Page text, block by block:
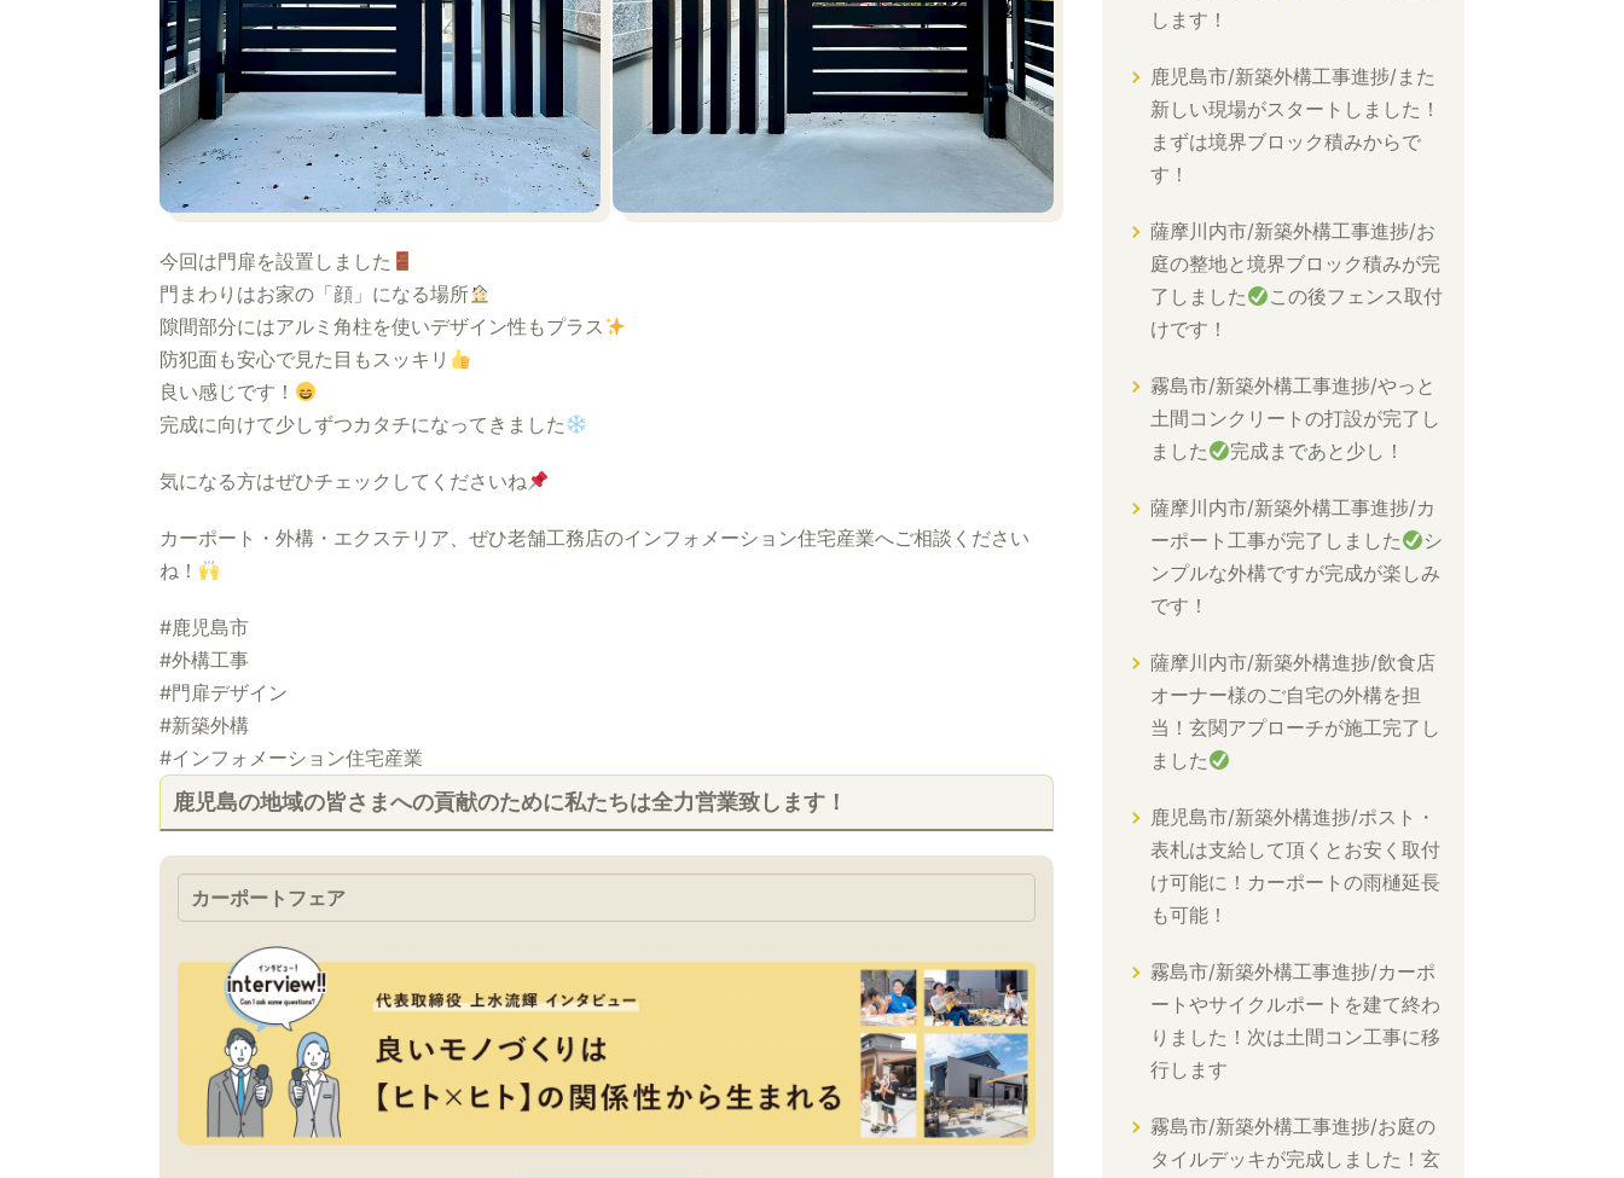
今回は門扉を設置しました
門まわりはお家の「顔」になる場所
隙間部分にはアルミ角柱を使いデザイン性もプラス
防犯面も安心で見た目もスッキリ
良い感じです！
完成に向けて少しずつカタチになってきました
気になる方はぜひチェックしてくださいね
カーポート・外構・エクステリア、ぜひ老舗工務店のインフォメーション住宅産業へご相談ください
ね！
#鹿児島市
#外構工事
#門扉デザイン
#新築外構
#インフォメーション住宅産業
鹿児島の地域の皆さまへの貢献のために私たちは全力営業致します！
カーポートフェア
します！
鹿児島市/新築外構工事進捗/また
新しい現場がスタートしました！
まずは境界ブロック積みからで
す！
薩摩川内市/新築外構工事進捗/お
庭の整地と境界ブロック積みが完
了しました
この後フェンス取付
けです！
霧島市/新築外構工事進捗/やっと
土間コンクリートの打設が完了し
ました
完成まであと少し！
薩摩川内市/新築外構工事進捗/カ
ーポート工事が完了しました
シ
ンプルな外構ですが完成が楽しみ
です！
薩摩川内市/新築外構進捗/飲食店
オーナー様のご自宅の外構を担
当！玄関アプローチが施工完了し
ました
鹿児島市/新築外構進捗/ポスト・
表札は支給して頂くとお安く取付
け可能に！カーポートの雨樋延長
も可能！
霧島市/新築外構工事進捗/カーポ
ートやサイクルポートを建て終わ
りました！次は土間コン工事に移
行します
霧島市/新築外構工事進捗/お庭の
タイルデッキが完成しました！玄